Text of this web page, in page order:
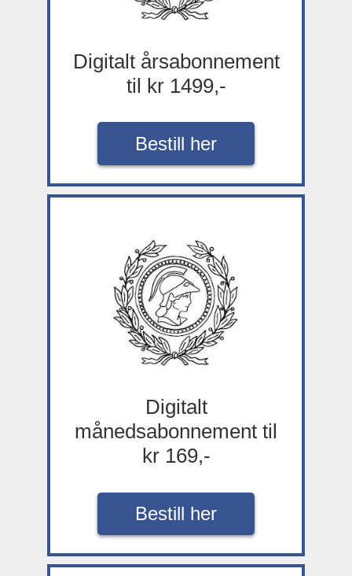
Digitalt årsabonnement
til kr 1499,-
Bestill her
Digitalt
månedsabonnement til
kr 169,-
Bestill her